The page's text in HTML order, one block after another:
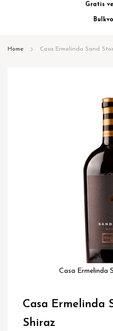
Gratis
Home Casa Ermelinda Sand
Casa Ermelinda
het
begin
van
Casa Ermelinda
Shiraz